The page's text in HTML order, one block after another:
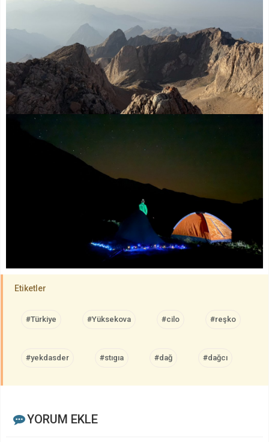
Etiketler
#Türkiye #Yüksekova #cilo #reşko
#yekdasder #stıgıa #dağ #dağcı
YORUM EKLE